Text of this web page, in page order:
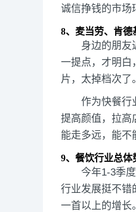
诚信挣钱的市场
8、麦当劳、肯
身边的朋友
一提点，才明白
片，太掉档次了
作为快餐行
提高颜值，拉高
能走多远，能不
9、餐饮行业总体
今年1-3季
行业发展挺不错
一首以上的增长